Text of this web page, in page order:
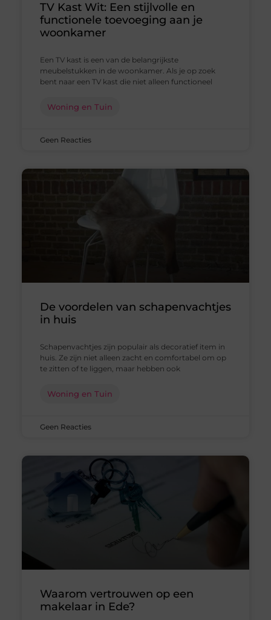
TV Kast Wit: Een stijlvolle en
functionele toevoeging aan je
woonkamer
Een TV kast is een van de belangrijkste
meubelstukken in de woonkamer. Als je op zoek
bent naar een TV kast die niet alleen functioneel
Woning en Tuin
Geen Reacties
De voordelen van schapenvachtjes
in huis
Schapenvachtjes zijn populair als decoratief item in
huis. Ze zijn niet alleen zacht en comfortabel om op
te zitten of te liggen, maar hebben ook
Woning en Tuin
Geen Reacties
Waarom vertrouwen op een
makelaar in Ede?